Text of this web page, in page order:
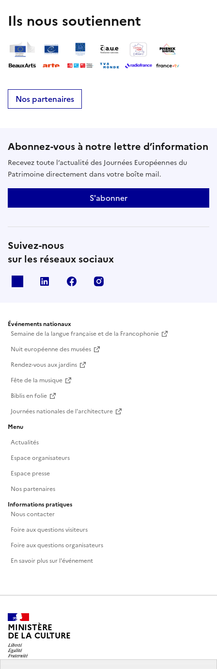
Ils nous soutiennent
Nos partenaires
Abonnez-vous à notre lettre d’information
Recevez toute l’actualité des Journées Européennes du
Patrimoine directement dans votre boîte mail.
S'abonner
Suivez-nous
sur les réseaux sociaux
Linkedin Facebook
Événements nationaux
Semaine de la langue française et de la Francophonie
Nuit européenne des musées
Rendez-vous aux jardins
Fête de la musique
Biblis en folie
Journées nationales de l'architecture
Menu
Actualités
Espace organisateurs
Espace presse
Nos partenaires
Informations pratiques
Nous contacter
Foire aux questions visiteurs
Foire aux questions organisateurs
En savoir plus sur l'événement
MINISTÈRE
DE LA CULTURE